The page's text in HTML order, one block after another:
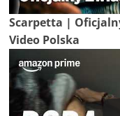
Scarpetta |
Video Polska